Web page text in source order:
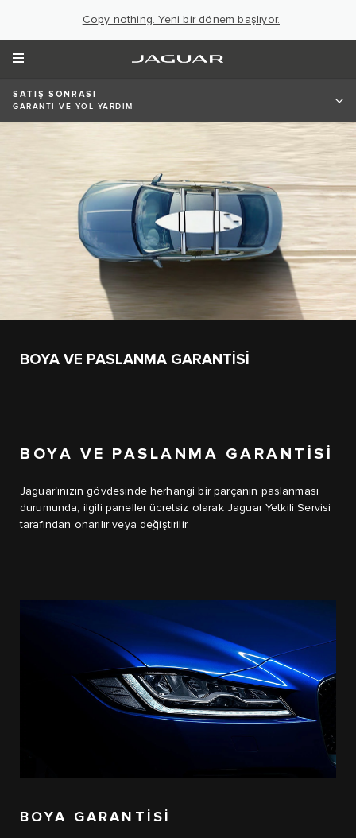
Copy nothing. Yeni bir dönem başlıyor.
SATIŞ SONRASI
GARANTİ VE YOL YARDIM
BOYA VE PASLANMA GARANTİSİ
BOYA VE PASLANMA GARANTİSİ
Jaguar'ınızın gövdesinde herhangi bir parçanın paslanması
durumunda, ilgili paneller ücretsiz olarak Jaguar Yetkili Servisi
tarafından onarılır veya değiştirilir.
BOYA GARANTİSİ